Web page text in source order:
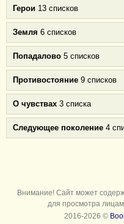
Герои 13 списков
Земля 6 списков
Попадалово 5 списков
Противостояние 9 списков
О чувствах 3 списка
Следующее поколение 4
Внимание! Сайт может
для просмотра
2016-2026 ©